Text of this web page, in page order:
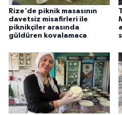
Rize'de piknik masasının
davetsiz misafirleri ile
piknikçiler arasında
güldüren kovalamaca